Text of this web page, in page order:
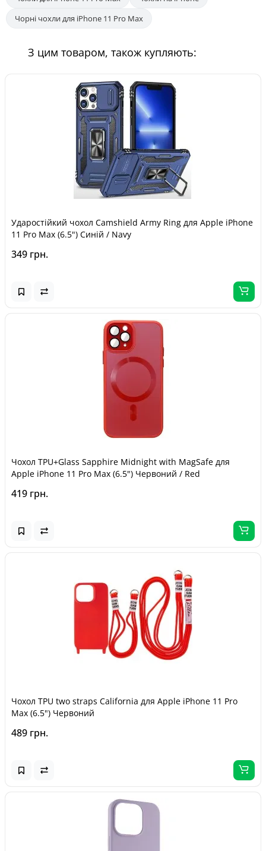
Чорні чохли для iPhone 11 Pro Max
З цим товаром, також купляють:
Ударостійкий чохол Camshield Army Ring для Apple iPhone
11 Pro Max (6.5") Синій / Navy
349 грн.
Чохол TPU+Glass Sapphire Midnight with MagSafe для
Apple iPhone 11 Pro Max (6.5") Червоний / Red
419 грн.
Чохол TPU two straps California для Apple iPhone 11 Pro
Max (6.5") Червоний
489 грн.